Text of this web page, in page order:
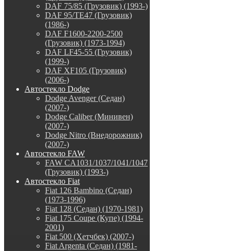
DAF 75/85 (Грузовик) (1993-)
DAF 95/TE47 (Грузовик)
(1986-)
DAF F1600-2200-2500
(Грузовик) (1973-1994)
DAF LF45-55 (Грузовик)
(1999-)
DAF XF105 (Грузовик)
(2006-)
Автостекло Dodge
Dodge Avenger (Седан)
(2007-)
Dodge Caliber (Минивен)
(2007-)
Dodge Nitro (Внедорожник)
(2007-)
Автостекло FAW
FAW CA1031/1037/1041/1047
(Грузовик) (1993-)
Автостекло Fiat
Fiat 126 Bambino (Седан)
(1973-1996)
Fiat 128 (Седан) (1970-1981)
Fiat 175 Coupe (Купе) (1994-
2001)
Fiat 500 (Хетчбек) (2007-)
Fiat Argenta (Седан) (1981-